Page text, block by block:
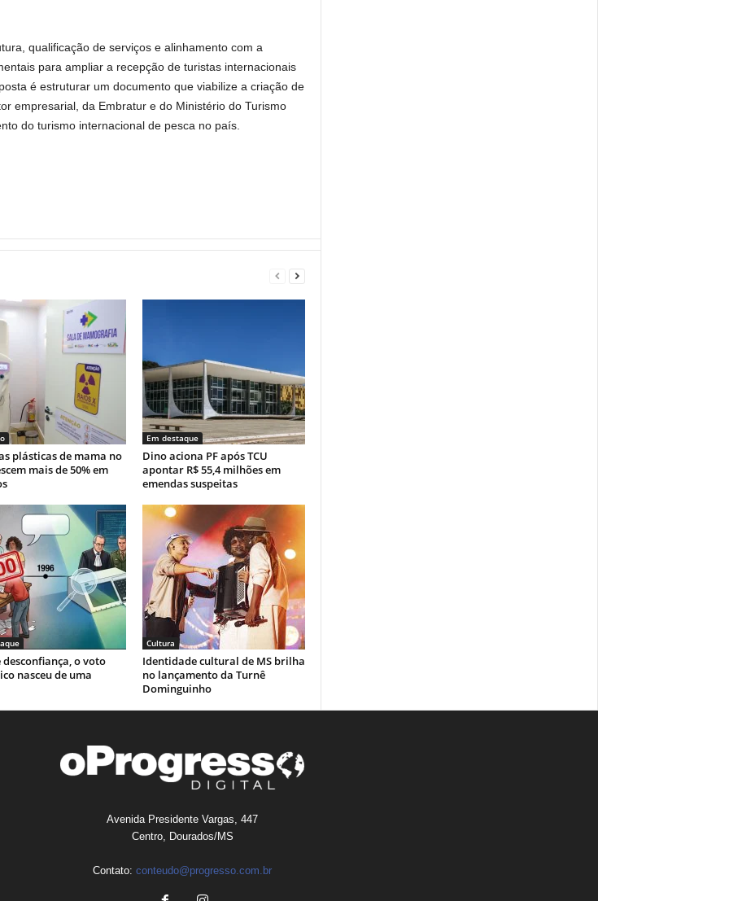
qualificação de serviços e alinhamento com a
para ampliar a recepção de turistas internacionais
é estruturar um documento que viabilize a criação de
empresarial, da Embratur e do Ministério do Turismo
do turismo internacional de pesca no país.
plásticas de mama no
mais de 50% em
Em destaque
Dino aciona PF após TCU
apontar R$ 55,4 milhões em
emendas suspeitas
desconfiança, o voto
nasceu de uma
Cultura
Identidade cultural de MS brilha
no lançamento da Turnê
Dominguinho
Avenida Presidente Vargas, 447
Centro, Dourados/MS
Contato: conteudo@progresso.com.br